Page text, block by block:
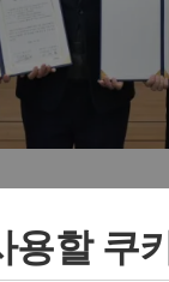
일– 다쏘시스템(
인 ‘글로벌 이노
용할 쿠